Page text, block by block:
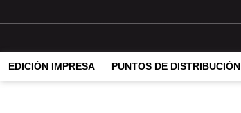
EDICIÓN IMPRESA PUNTOS DE DISTRIBUCIÓN